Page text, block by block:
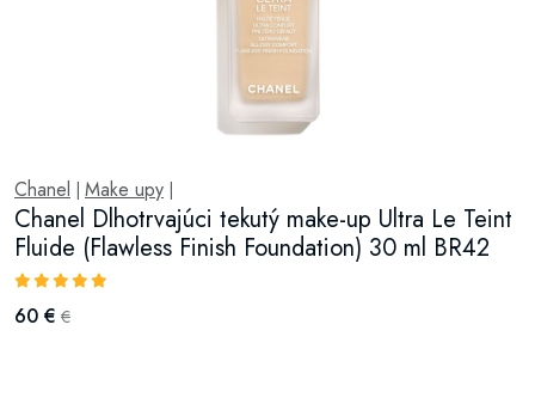
Chanel Make upy
Chanel Dlhotrvajúci tekutý make-up Ultra Le Teint
Fluide (Flawless Finish Foundation) 30 ml BR42
60 € €